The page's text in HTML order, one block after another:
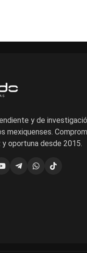
y de
mexiquenses.
oportuna desde 2015.